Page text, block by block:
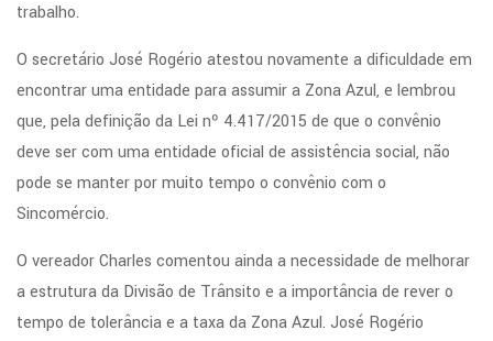
trabalho.
O secretário José Rogério atestou novamente a dificuldade em
encontrar uma entidade para assumir a Zona Azul, e lembrou
que, pela definição da Lei nº 4.417/2015 de que o convênio
deve ser com uma entidade oficial de assistência social, não
pode se manter por muito tempo o convênio com o
Sincomércio.
O vereador Charles comentou ainda a necessidade de melhorar
a estrutura da Divisão de Trânsito e a importância de rever o
tempo de tolerância e a taxa da Zona Azul. José Rogério